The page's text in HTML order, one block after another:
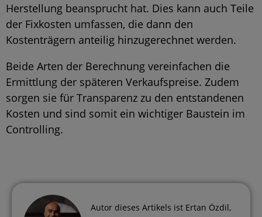
Herstellung beansprucht hat. Dies kann auch Teile
der Fixkosten umfassen, die dann den
Kostenträgern anteilig hinzugerechnet werden.
Beide Arten der Berechnung vereinfachen die
Ermittlung der späteren Verkaufspreise. Zudem
sorgen sie für Transparenz zu den entstandenen
Kosten und sind somit ein wichtiger Baustein im
Controlling.
Autor dieses Artikels ist Ertan Özdil,